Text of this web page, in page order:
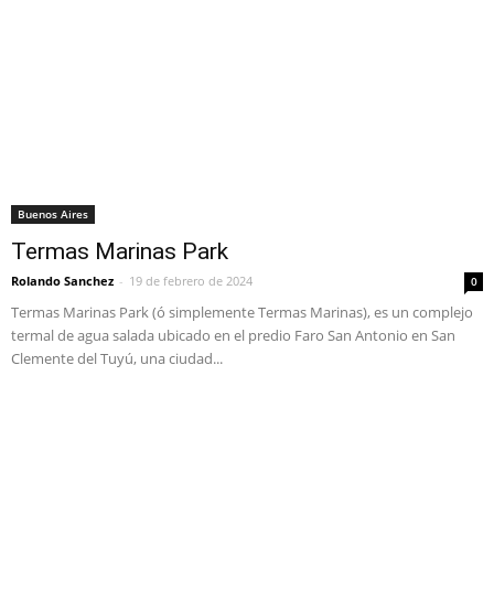
Buenos Aires
Termas Marinas Park
Rolando Sanchez - 19 de febrero de 2024 0
Termas Marinas Park (ó simplemente Termas Marinas), es un complejo
termal de agua salada ubicado en el predio Faro San Antonio en San
Clemente del Tuyú, una ciudad...